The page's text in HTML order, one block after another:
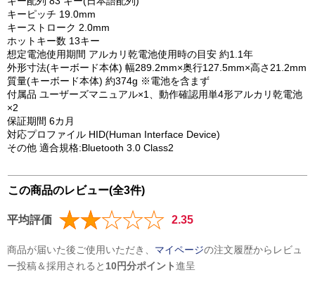
キーピッチ 19.0mm
キーストローク 2.0mm
ホットキー数 13キー
想定電池使用期間 アルカリ乾電池使用時の目安 約1.1年
外形寸法(キーボード本体) 幅289.2mm×奥行127.5mm×高さ21.2mm
質量(キーボード本体) 約374g ※電池を含まず
付属品 ユーザーズマニュアル×1、動作確認用単4形アルカリ乾電池
×2
保証期間 6カ月
対応プロファイル HID(Human Interface Device)
その他 適合規格:Bluetooth 3.0 Class2
この商品のレビュー(全3件)
平均評価 2.35
商品が届いた後ご使用いただき、 マイページの注文履歴からレビュ
ー投稿＆採用されると 10円分ポイント進呈